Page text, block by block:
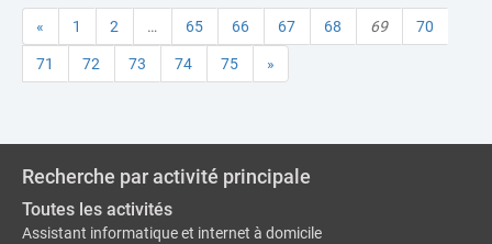
« 1 2 … 65 66 67 68 69 70
71 72 73 74 75 »
Recherche par activité principale
Toutes les activités
Assistant informatique et internet à domicile